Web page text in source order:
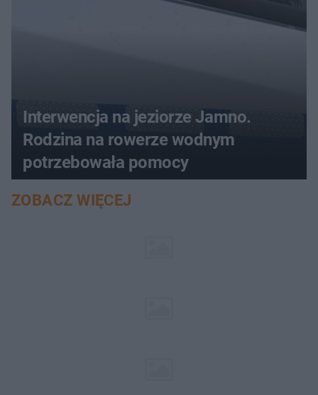
Interwencja na jeziorze Jamno.
Rodzina na rowerze wodnym
potrzebowała pomocy
ZOBACZ WIĘCEJ